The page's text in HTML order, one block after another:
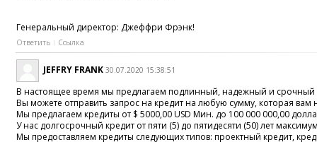
Генеральный директор: Джеффри Фрэнк!
Ответить Ссылка
JEFFRY FRANK 30.07.2020 15:38:51
В настоящее время мы предлагаем подлинный, надежный и срочный
Вы можете отправить запрос на кредит на любую сумму, которая вам
Мы предлагаем кредиты от $ 5000,00 USD Мин. до 100 000 000,00
У нас долгосрочный кредит от пяти (5) до пятидесяти (50) лет
Мы предоставляем кредиты следующих типов: проектный кредит,